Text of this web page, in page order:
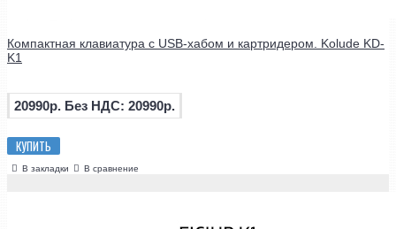
Компактная клавиатура с USB-хабом и картридером. Kolude KD-
K1
20990р. Без НДС: 20990р.
КУПИТЬ
В закладки В сравнение